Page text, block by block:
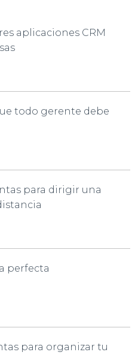
aplicaciones CRM
todo gerente debe
para dirigir una
perfecta
para organizar tu